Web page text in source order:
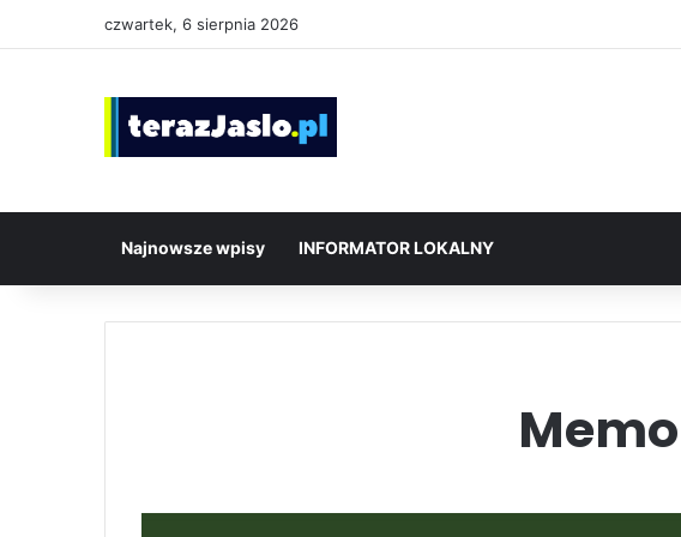
czwartek, 6 sierpnia 2026
Najnowsze wpisy INFORMATOR LOKALNY